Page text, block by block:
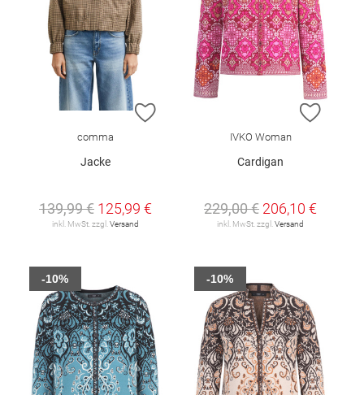
ZUR WUNSCHLISTE HINZUFÜGEN
comma
Jacke
139,99 € 125,99 €
inkl. MwSt. zzgl.Versand
ZUR
IVKO Woman
Cardigan
229,00 € 206,10 €
inkl. MwSt. zzgl.Versand
-10% -10%